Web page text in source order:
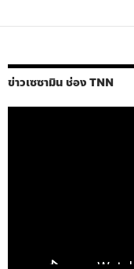
ข่าวเซซามิน ช่อง TNN